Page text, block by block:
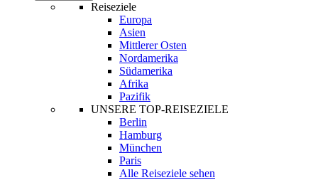
Reiseziele
Europa
Asien
Mittlerer Osten
Nordamerika
Südamerika
Afrika
Pazifik
UNSERE TOP-REISEZIELE
Berlin
Hamburg
München
Paris
Alle Reiseziele sehen